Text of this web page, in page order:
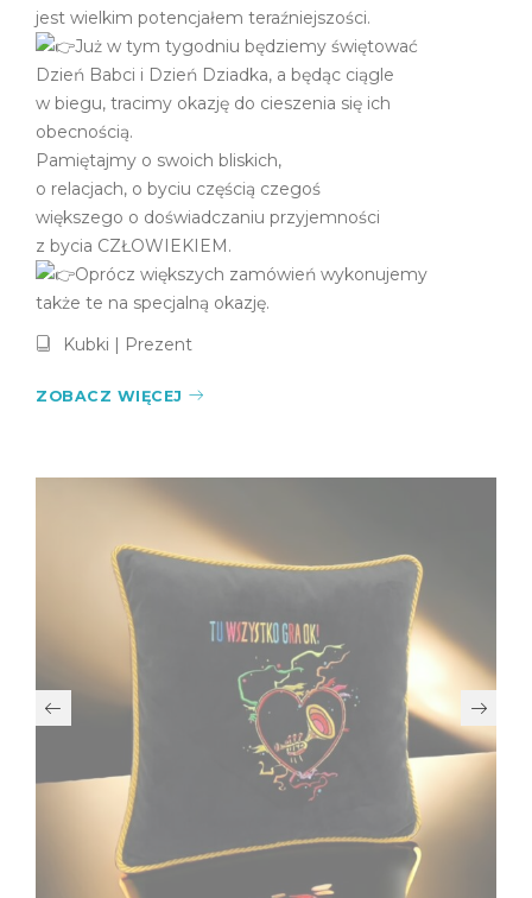
jest wielkim potencjałem teraźniejszości.
Już w tym tygodniu będziemy świętować
Dzień Babci i Dzień Dziadka, a będąc ciągle
w biegu, tracimy okazję do cieszenia się ich
obecnością.
Pamiętajmy o swoich bliskich,
o relacjach, o byciu częścią czegoś
większego o doświadczaniu przyjemności
z bycia CZŁOWIEKIEM.
Oprócz większych zamówień wykonujemy
także te na specjalną okazję.
Kubki | Prezent
ZOBACZ WIĘCEJ